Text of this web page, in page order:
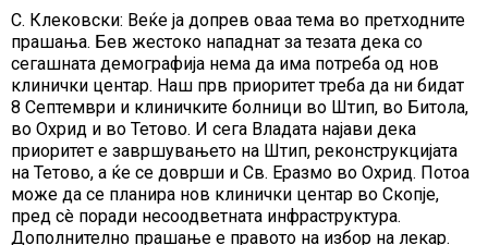
С. Клековски: Веќе ја допрев оваа тема во претходните
прашања. Бев жестоко нападнат за тезата дека со
сегашната демографија нема да има потреба од нов
клинички центар. Наш прв приоритет треба да ни бидат
8 Септември и клиничките болници во Штип, во Битола,
во Охрид и во Тетово. И сега Владата најави дека
приоритет е завршувањето на Штип, реконструкцијата
на Тетово, а ќе се доврши и Св. Еразмо во Охрид. Потоа
може да се планира нов клинички центар во Скопје,
пред сè поради несоодветната инфраструктура.
Дополнително прашање е правото на избор на лекар.